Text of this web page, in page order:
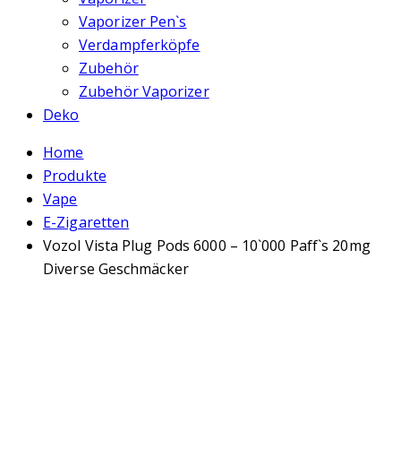
Vaporizer Pen`s
Verdampferköpfe
Zubehör
Zubehör Vaporizer
Deko
Home
Produkte
Vape
E-Zigaretten
Vozol Vista Plug Pods 6000 – 10`000 Paff`s 20mg
Diverse Geschmäcker